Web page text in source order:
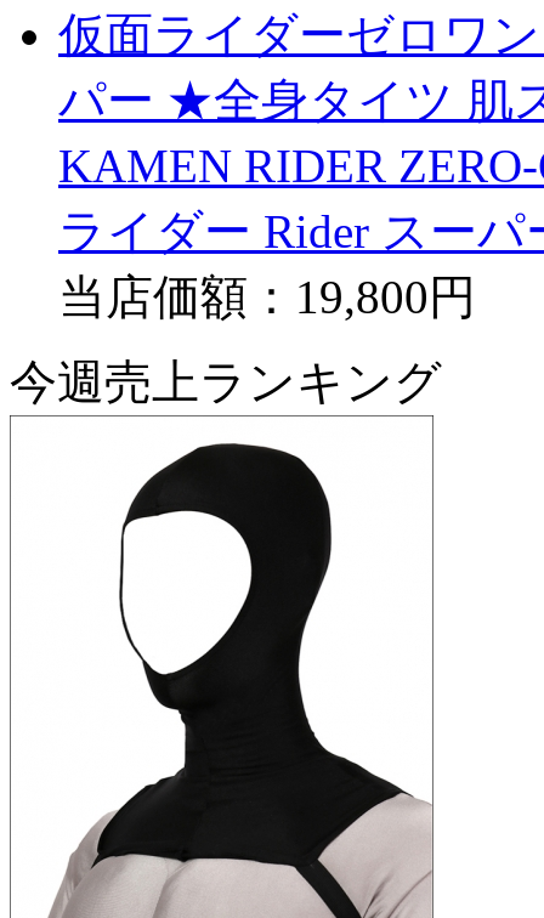
仮面ライダーゼロワ
パー ★全身タイツ 肌
KAMEN RIDER
ライダー Rider スー
当店価額： 19,800円
今週売上ランキング